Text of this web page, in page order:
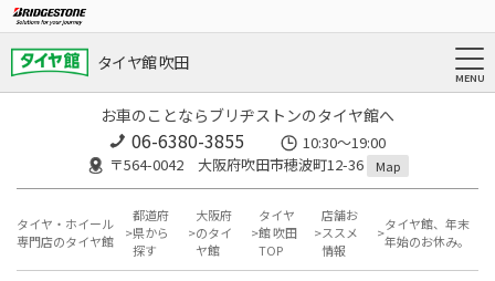
タイヤ館 吹田
お車のことならブリヂストンのタイヤ館へ
06-6380-3855
10:30～19:00
〒564-0042 大阪府吹田市穂波町12-36
Map
タイヤ・ホイール
専門店のタイヤ館
都道府
県から
探す
大阪府
のタイ
ヤ館
タイヤ
館 吹田
TOP
店舗お
ススメ
情報
タイヤ館、年末
年始のお休み。